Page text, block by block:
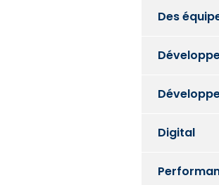
Des
Digital